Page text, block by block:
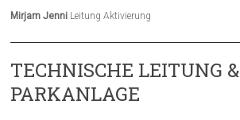
Mirjam Jenni Leitung Aktivierung
TECHNISCHE LEITUNG &
PARKANLAGE